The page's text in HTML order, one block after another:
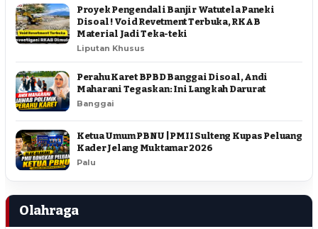
Proyek Pengendali Banjir Watutela Paneki
Disoal ! Void Revetment Terbuka, RKAB
Material Jadi Teka-teki
Liputan Khusus
Perahu Karet BPBD Banggai Disoal, Andi
Maharani Tegaskan: Ini Langkah Darurat
Banggai
Ketua Umum PBNU | PMII Sulteng Kupas Peluang
Kader Jelang Muktamar 2026
Palu
Olahraga